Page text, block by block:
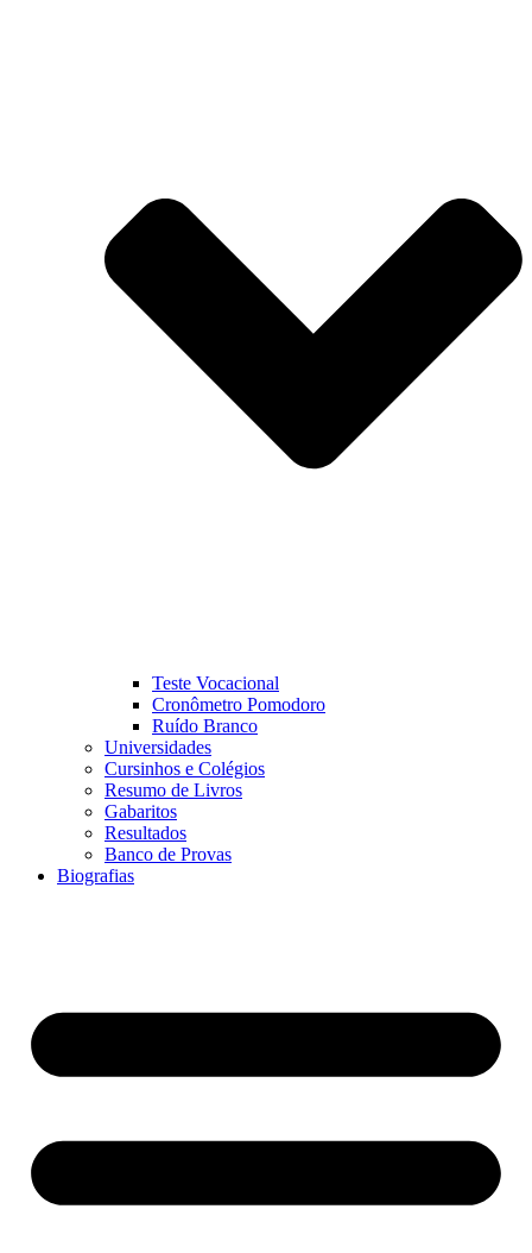
Teste Vocacional
Cronômetro Pomodoro
Ruído Branco
Universidades
Cursinhos e Colégios
Resumo de Livros
Gabaritos
Resultados
Banco de Provas
Biografias